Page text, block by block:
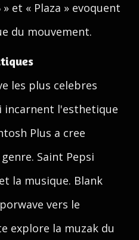
et « Plaza » evoquent
du mouvement.
les plus celebres
incarnent l'esthetique
Plus a cree
Saint Pepsi
la musique. Blank
vers le
explore la muzak du